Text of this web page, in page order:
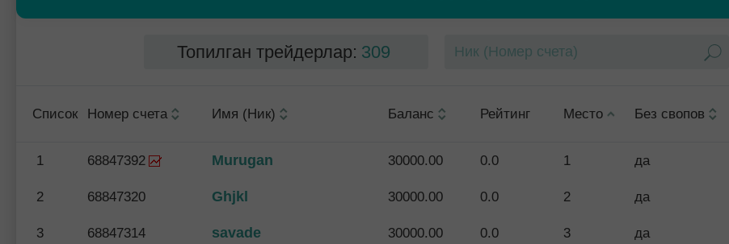
Топилган трейдерлар: 309
Список Номер счета Имя (Ник) Баланс Рейтинг Место Без свопов
1 68847392 Murugan 30000.00 0.0 1 да
2 68847320 Ghjkl 30000.00 0.0 2 да
3 68847314 savade 30000.00 0.0 3 да